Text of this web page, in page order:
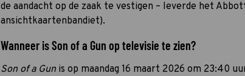
de aandacht op de zaak te vestigen – leverde het
ansichtkaartenbandiet).
Wanneer is Son of a Gun op televisie te zien?
Son of a Gun is op maandag 16 maart 2026 om 23:40